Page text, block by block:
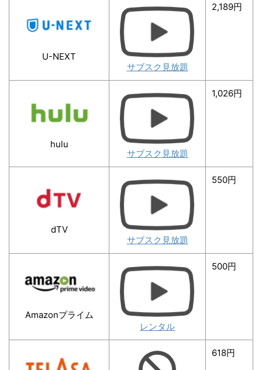
U-NEXT
サブスク見放題
2,189円
hulu
サブスク見放題
1,026円
dTV
サブスク見放題
550円
Amazonプライム
レンタル
500円
618円